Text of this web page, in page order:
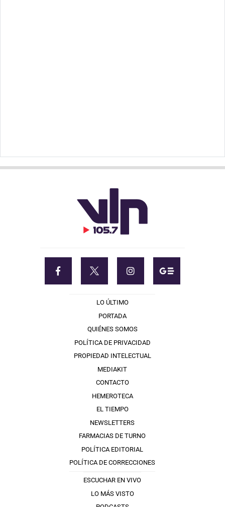
LO ÚLTIMO
PORTADA
QUIÉNES SOMOS
POLÍTICA DE PRIVACIDAD
PROPIEDAD INTELECTUAL
MEDIAKIT
CONTACTO
HEMEROTECA
EL TIEMPO
NEWSLETTERS
FARMACIAS DE TURNO
POLÍTICA EDITORIAL
POLÍTICA DE CORRECCIONES
ESCUCHAR EN VIVO
LO MÁS VISTO